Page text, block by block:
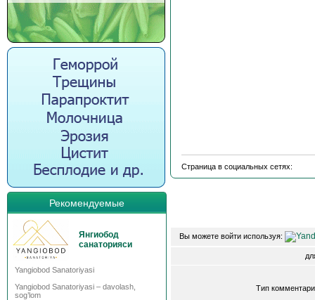
Рекомендуемые
Янгиобод
санаторияси
Yangiobod Sanatoriyasi
Yangiobod Sanatoriyasi – davolash,
sog’lom
Страница в социальных сетях:
Вы можете войти используя:
Тип